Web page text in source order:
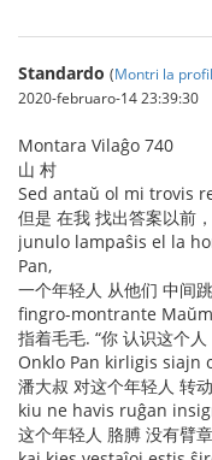
Standardo (Montri la
2020-februaro-14 23:39:30
Montara Vilaĝo 740
山 村
Sed antaŭ ol mi trovis
但是 在我 找出答案以前，
junulo lampaŝis el la
Pan,
一个年轻人 从他们 中间
fingro-montrante
指着毛毛. “你 认识这个人
Onklo Pan kirligis siajn
潘大叔 对这个年轻人 转
kiu ne havis ruĝan
这个年轻人 胳膊 没有臂章